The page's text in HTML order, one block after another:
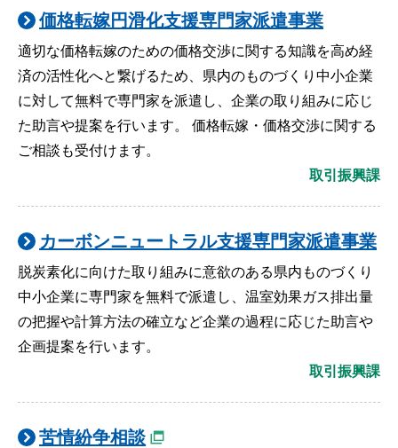
価格転嫁円滑化支援専門家派遣事業
適切な価格転嫁のための価格交渉に関する知識を高め経
済の活性化へと繋げるため、県内のものづくり中小企業
に対して無料で専門家を派遣し、企業の取り組みに応じ
た助言や提案を行います。 価格転嫁・価格交渉に関する
ご相談も受付けます。
取引振興課
カーボンニュートラル支援専門家派遣事業
脱炭素化に向けた取り組みに意欲のある県内ものづくり
中小企業に専門家を無料で派遣し、温室効果ガス排出量
の把握や計算方法の確立など企業の過程に応じた助言や
企画提案を行います。
取引振興課
苦情紛争相談